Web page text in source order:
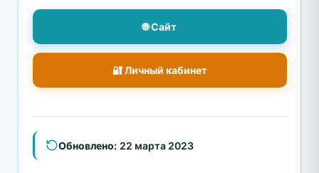
🌐 Сайт
🔐 Личный кабинет
Обновлено: 22 марта 2023